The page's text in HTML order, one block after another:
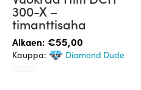
300-X –
timanttisaha
Alkaen:€55,00
Kauppa: Diamond Dude